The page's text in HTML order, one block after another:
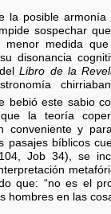
la posible
sospechar
medida
disonancia
delLibro de la
bebió este sabio
la teoría
conveniente y
pasajes bíblicos
Job 34), se
que: “no es el
hombres en las